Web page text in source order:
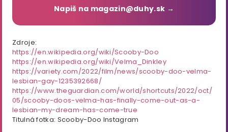
Napiš na magazin@duhy.sk →
Zdroje:
https://en.wikipedia.org/wiki/Scooby-Doo
https://en.wikipedia.org/wiki/Velma_Dinkley
https://variety.com/2022/film/news/scooby-doo-velma-
lesbian-gay-1235392668/
https://www.theguardian.com/world/shortcuts/2022/oct/
05/scooby-doos-velma-has-finally-come-out-as-a-
lesbian-my-dream-has-come-true
Titulná fotka: Scooby-Doo Instagram